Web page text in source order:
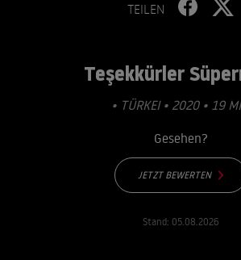
TEILEN
Teşekkürler
• TÜRKEI • 2020 • 19
Gesehen?
JETZT BEWERTEN
Stand: 05.08.2026